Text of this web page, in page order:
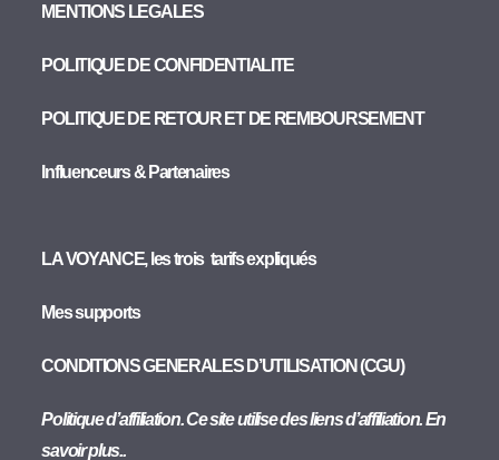
MENTIONS LEGALES
POLITIQUE DE CONFIDENTIALITE
POLITIQUE DE RETOUR ET DE REMBOURSEMENT
Influenceurs & Partenaires
LA VOYANCE, les trois tarifs expliqués
Mes supports
CONDITIONS GENERALES D’UTILISATION (CGU)
Politique d’affiliation. Ce site utilise des liens d’affiliation. En
savoir plus..